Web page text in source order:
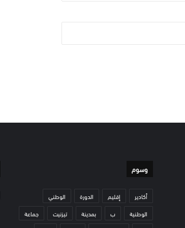
وسوم
أكادير إقليم الدورة
الوطني
الوطنية
ب بمدينة تيزنيت
جماعة